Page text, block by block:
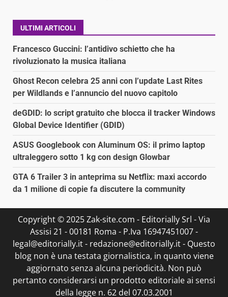
ULTIMI ARTICOLI
Francesco Guccini: l’antidivo schietto che ha
rivoluzionato la musica italiana
Ghost Recon celebra 25 anni con l’update Last Rites
per Wildlands e l’annuncio del nuovo capitolo
deGDID: lo script gratuito che blocca il tracker Windows
Global Device Identifier (GDID)
ASUS Googlebook con Aluminum OS: il primo laptop
ultraleggero sotto 1 kg con design Glowbar
GTA 6 Trailer 3 in anteprima su Netflix: maxi accordo
da 1 milione di copie fa discutere la community
Copyright © 2025 Zak-site.com - Editorially Srl - Via
Assisi 21 - 00181 Roma - P.Iva 16947451007 -
legal@editorially.it - redazione@editorially.it - Questo
blog non è una testata giornalistica, in quanto viene
aggiornato senza alcuna periodicità. Non può
pertanto considerarsi un prodotto editoriale ai sensi
della legge n. 62 del 07.03.2001